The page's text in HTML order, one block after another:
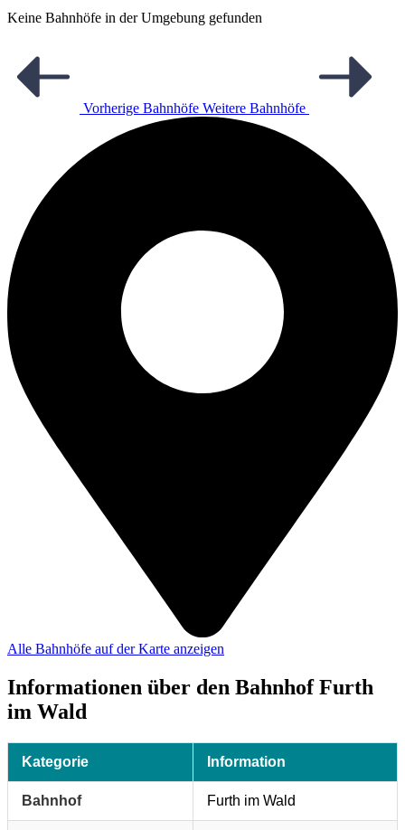
Keine Bahnhöfe in der Umgebung gefunden
Vorherige Bahnhöfe Weitere Bahnhöfe
Alle Bahnhöfe auf der Karte anzeigen
Informationen über den Bahnhof Furth
im Wald
Kategorie Information
Bahnhof Furth im Wald